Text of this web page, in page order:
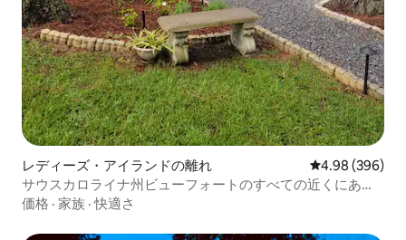
レディーズ・アイランドの離れ レビュー396
4.98 (396)
サウスカロライナ州ビューフォートのすべての近くにある
Buddyさんのコテージ
価格 · 家族 ·快適さ